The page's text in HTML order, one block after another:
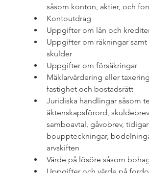
såsom konton, aktier, och
Kontoutdrag
Uppgifter om lån och
Uppgifter om räkningar samt
skulder
Uppgifter om försäkringar
Mäklarvärdering eller
fastighet och bostadsrätt
Juridiska handlingar såsom
äktenskapsförord,
samboavtal, gåvobrev,
bouppteckningar,
arvskiften
Värde på lösöre såsom